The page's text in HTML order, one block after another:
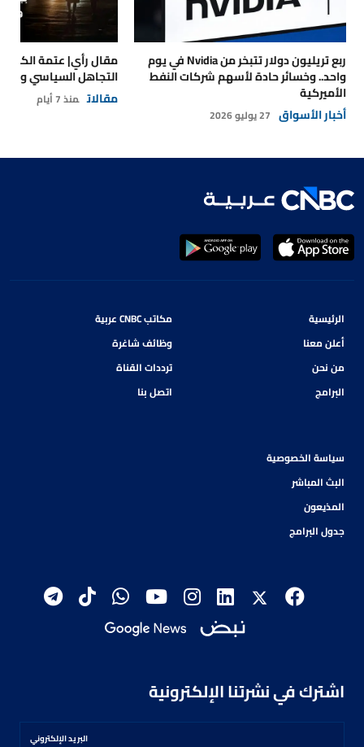
ربع تريليون دولار تتبخر من Nvidia في يوم
واحد.. وخسائر حادة لأسهم شركات النفط
الأميركية
أخبار الأسواق 27 يوليو 2026
مقال رأي| عتمة
التجاهل السياسي
مقالات منذ 7 أيام
الرئيسية
أعلن معنا
من نحن
البرامج
مكاتب CNBC عربية
وظائف شاغرة
ترددات القناة
اتصل بنا
سياسة الخصوصية
البث المباشر
المذيعون
جدول البرامج
اشترك في نشرتنا الإلكترونية